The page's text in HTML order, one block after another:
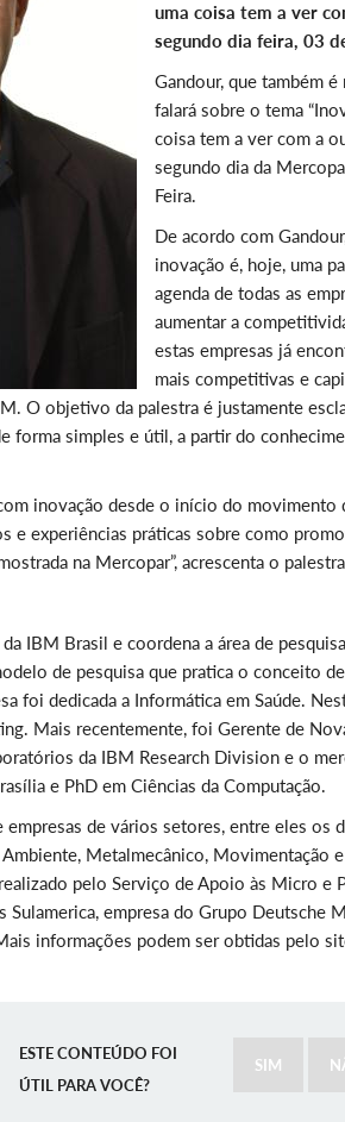
uma coisa tem a ver
segundo dia feira, 03
Gandour, que também
falará sobre o tema
coisa tem a ver com a
segundo dia da
Feira.
De acordo com
inovação é, hoje, uma
agenda de todas as
aumentar a
estas empresas já
mais competitivas e
O objetivo da palestra é justamente
forma simples e útil, a partir do
inovação desde o início do
e experiências práticas sobre como
na Mercopar”, acrescenta o
IBM Brasil e coordena a área de
de pesquisa que pratica o conceito
foi dedicada a Informática em Saúde.
Mais recentemente, foi Gerente de
da IBM Research Division e o
e PhD em Ciências da Computação.
de vários setores, entre eles os
Metalmecânico, Movimentação
pelo Serviço de Apoio às Micro e
Sulamerica, empresa do Grupo Deutsche
informações podem ser obtidas pelo
ESTE CONTEÚDO FOI
ÚTIL PARA VOCÊ?
SIM